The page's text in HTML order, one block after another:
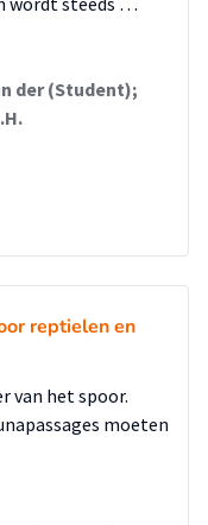
der (Student);
reptielen en
van het spoor.
moeten